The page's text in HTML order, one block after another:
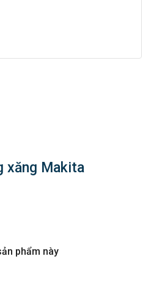
xăng Makita
phẩm này